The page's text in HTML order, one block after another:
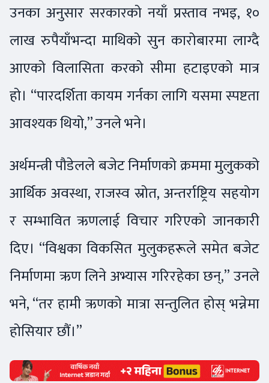
उनका अनुसार सरकारको नयाँ प्रस्ताव नभइ, १०
लाख रुपैयाँभन्दा माथिको सुन कारोबारमा लाग्दै
आएको विलासिता करको सीमा हटाइएको मात्र
हो। “पारदर्शिता कायम गर्नका लागि यसमा स्पष्टता
आवश्यक थियो,” उनले भने।
अर्थमन्त्री पौडेलले बजेट निर्माणको क्रममा मुलुकको
आर्थिक अवस्था, राजस्व स्रोत, अन्तर्राष्ट्रिय सहयोग
र सम्भावित ऋणलाई विचार गरिएको जानकारी
दिए। “विश्वका विकसित मुलुकहरूले समेत बजेट
निर्माणमा ऋण लिने अभ्यास गरिरहेका छन्,” उनले
भने, “तर हामी ऋणको मात्रा सन्तुलित होस् भन्नेमा
होसियार छौं।”